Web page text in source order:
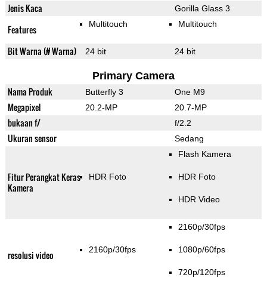
Jenis Kaca Gorilla Glass 3
Features Multitouch Multitouch
Bit Warna (# Warna) 24 bit 24 bit
Primary Camera
Nama Produk Butterfly 3 One M9
Megapixel 20.2-MP 20.7-MP
bukaan f/ f/2.2
Ukuran sensor Sedang
Fitur Perangkat Keras
Kamera
HDR Foto
Flash Kamera
HDR Foto
HDR Video
resolusi video 2160p/30fps
2160p/30fps
1080p/60fps
720p/120fps